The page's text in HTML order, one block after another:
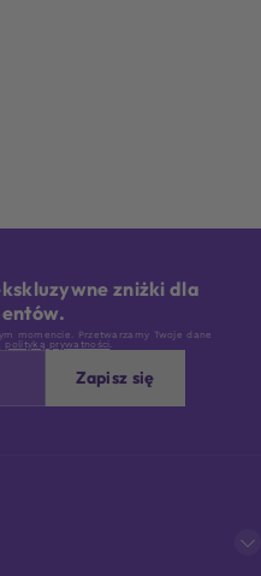
zniżki dla
momencie. Przetwarzamy Twoje dane
polityką prywatności
Zapisz się